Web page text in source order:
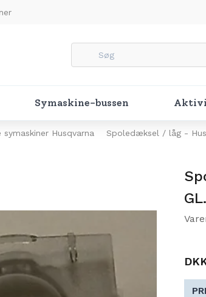
Symaskine-bussen
symaskiner Husqvarna Spoledæksel / låg -
GL.